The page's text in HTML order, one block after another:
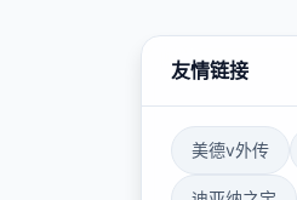
友情链接
美德v外传